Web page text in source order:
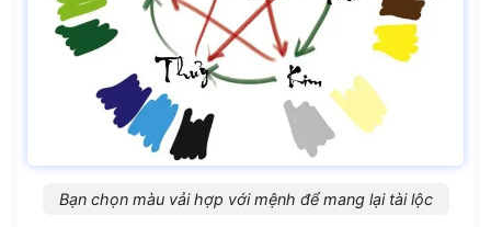
Bạn chọn màu vải hợp với mệnh để mang lại tài lộc